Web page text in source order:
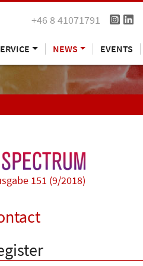
+46 8 41071791
NEWS EVENTS
151 (9/2018)